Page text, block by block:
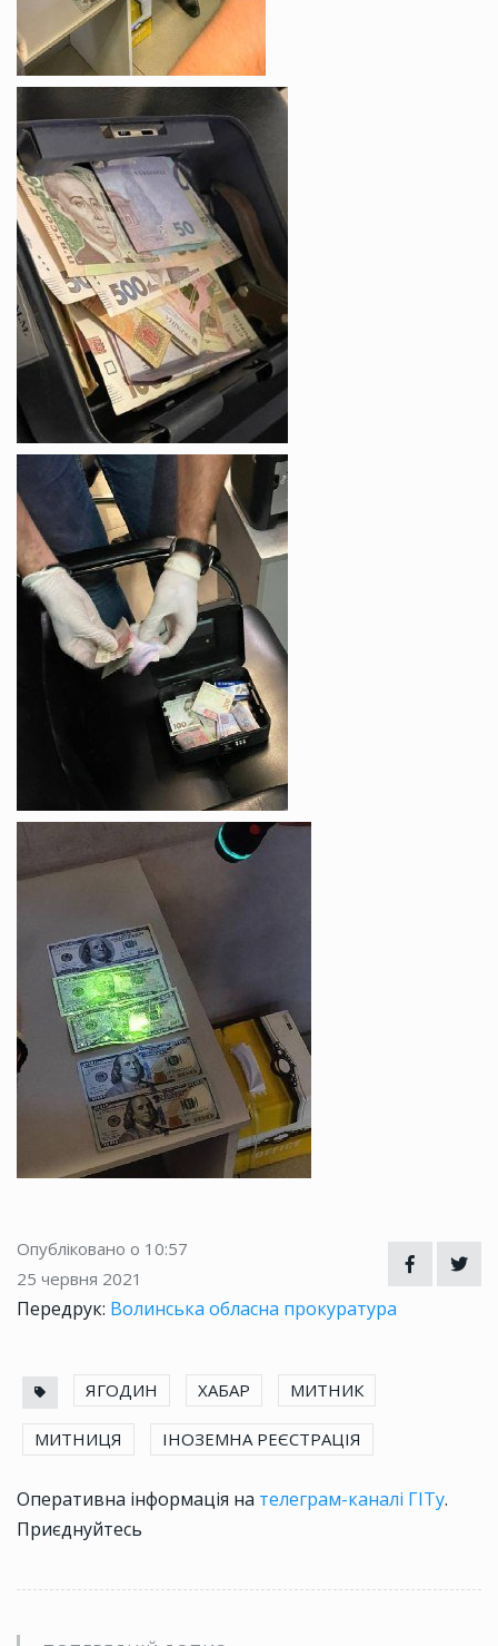
Опубліковано о 10:57
25 червня 2021
Передрук: Волинська обласна прокуратура
ЯГОДИН ХАБАР МИТНИК
МИТНИЦЯ ІНОЗЕМНА РЕЄСТРАЦІЯ
Оперативна інформація на телеграм-каналі ГІТу.
Приєднуйтесь